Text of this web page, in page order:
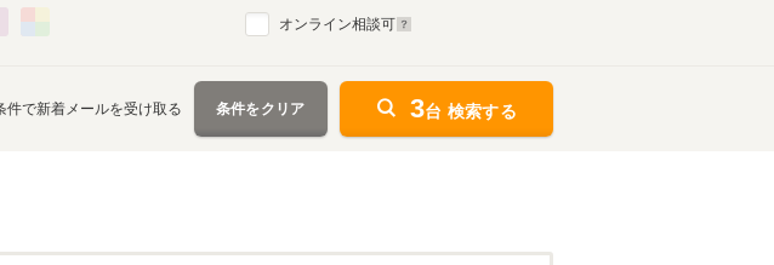
オンライン相談可
件で新着メールを受け取る 条件をクリア 3台 検索する